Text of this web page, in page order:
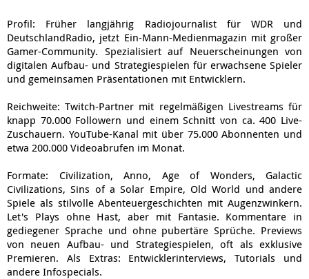
Profil: Früher langjährig Radiojournalist für WDR und
DeutschlandRadio, jetzt Ein-Mann-Medienmagazin mit großer
Gamer-Community. Spezialisiert auf Neuerscheinungen von
digitalen Aufbau- und Strategiespielen für erwachsene Spieler
und gemeinsamen Präsentationen mit Entwicklern.
Reichweite: Twitch-Partner mit regelmäßigen Livestreams für
knapp 70.000 Followern und einem Schnitt von ca. 400 Live-
Zuschauern. YouTube-Kanal mit über 75.000 Abonnenten und
etwa 200.000 Videoabrufen im Monat.
Formate: Civilization, Anno, Age of Wonders, Galactic
Civilizations, Sins of a Solar Empire, Old World und andere
Spiele als stilvolle Abenteuergeschichten mit Augenzwinkern.
Let's Plays ohne Hast, aber mit Fantasie. Kommentare in
gediegener Sprache und ohne pubertäre Sprüche. Previews
von neuen Aufbau- und Strategiespielen, oft als exklusive
Premieren. Als Extras: Entwicklerinterviews, Tutorials und
andere Infospecials.